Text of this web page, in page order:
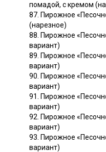
помадой, с кремом
87. Пирожное
(нарезное)
88. Пирожное
вариант)
89. Пирожное
вариант)
90. Пирожное
вариант)
91. Пирожное
вариант)
92. Пирожное
вариант)
93. Пирожное
вариант)